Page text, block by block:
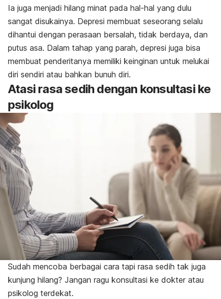
Ia juga menjadi hilang minat pada hal-hal yang dulu
sangat disukainya. Depresi membuat seseorang selalu
dihantui dengan perasaan bersalah, tidak berdaya, dan
putus asa. Dalam tahap yang parah, depresi juga bisa
membuat penderitanya memiliki keinginan untuk melukai
diri sendiri atau bahkan bunuh diri.
Atasi rasa sedih dengan konsultasi ke
psikolog
Sudah mencoba berbagai cara tapi rasa sedih tak juga
kunjung hilang? Jangan ragu konsultasi ke dokter atau
psikolog terdekat.